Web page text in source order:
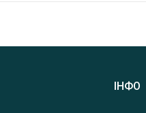
ІНФО